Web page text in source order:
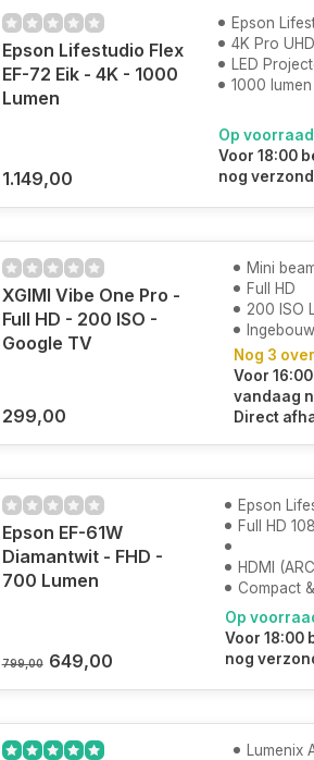
Epson Lifestudio Flex
EF-72 Eik - 4K - 1000
Lumen
1.149,00
Epson
4K Pro UHD
LED
1000 lumen
Op voorraad
Voor 18:00
nog
XGIMI Vibe One Pro -
Full HD - 200 ISO -
Google TV
299,00
Mini
Full HD
200 ISO
Nog 3
Voor
vandaag
Direct
Epson EF-61W
Diamantwit - FHD -
700 Lumen
799,00 649,00
Epson
Full HD
HDMI
Compact
Op
Voor 18:00
nog
Lumenix